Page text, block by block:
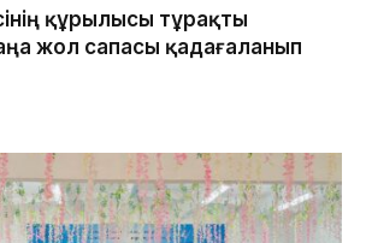
құрылысы тұрақты
жол сапасы қадағаланып